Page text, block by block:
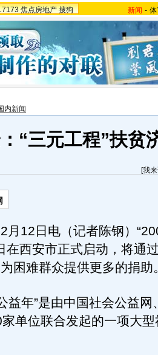
焦点房地产 搜狗 新闻 -
内新闻
“三元工程”扶贫
[我
12日电（记者陈钢）
在西安市正式启动，将通
困难群众提供更多的捐助
年”是由中国社会公益网
单位联合发起的一项大